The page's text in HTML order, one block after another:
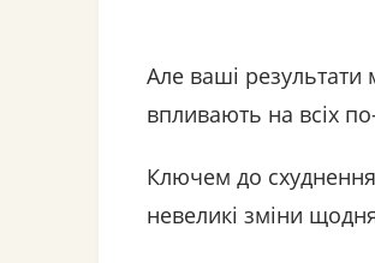
Але ваші результати
впливають на всіх
Ключем до
невеликі зміни